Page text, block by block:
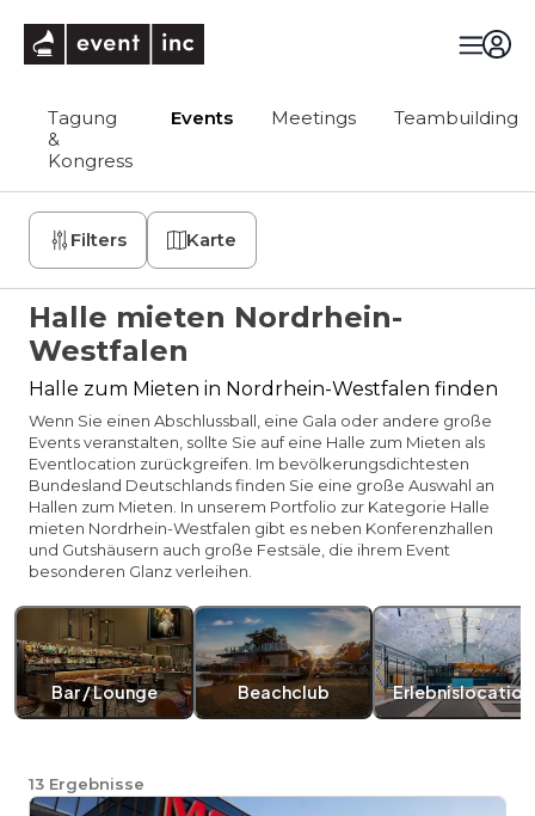
Tagung
&
Kongress
Events Meetings Teambuilding
Filters Karte
Halle mieten Nordrhein-
Westfalen
Halle zum Mieten in Nordrhein-Westfalen finden
Wenn Sie einen Abschlussball, eine Gala oder andere große
Events veranstalten, sollte Sie auf eine Halle zum Mieten als
Eventlocation zurückgreifen. Im bevölkerungsdichtesten
Bundesland Deutschlands finden Sie eine große Auswahl an
Hallen zum Mieten. In unserem Portfolio zur Kategorie Halle
mieten Nordrhein-Westfalen gibt es neben Konferenzhallen
und Gutshäusern auch große Festsäle, die ihrem Event
besonderen Glanz verleihen.
Bar / Lounge Beachclub Erlebnislocation
13 Ergebnisse